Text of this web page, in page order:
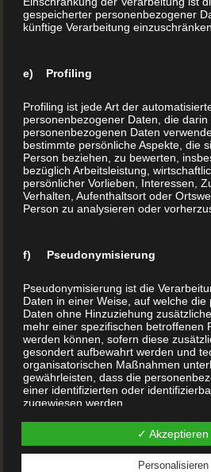
Hardeggasse 69, Top 21
Internet:www.BuchDrucker.at
E-Mail: office@buchdrucker.at
Home
Aktion
Über uns
Buchdruck (Ihr Buch drucken)
Hardcover Buch
gespeicherter personenbezogener
künftige Verarbeitung einzuschränken.
e) Profiling
Profiling ist jede Art der
personenbezogener Daten, die
personenbezogenen Daten
bestimmte persönliche Aspekte, die
Person beziehen, zu bewerten,
bezüglich Arbeitsleistung,
persönlicher Vorlieben, Interessen,
Verhalten, Aufenthaltsort oder
Person zu analysieren oder
f) Pseudonymisierung
Pseudonymisierung ist die
Daten in einer Weise, auf welche
Daten ohne Hinzuziehung
mehr einer spezifischen betroffenen
werden können, sofern diese
gesondert aufbewahrt werden und
organisatorischen Maßnahmen
gewährleisten, dass die
einer identifizierten oder
zugewiesen werden.
g) Verantwortlicher oder für die
✓ Akzeptieren
Personalisieren